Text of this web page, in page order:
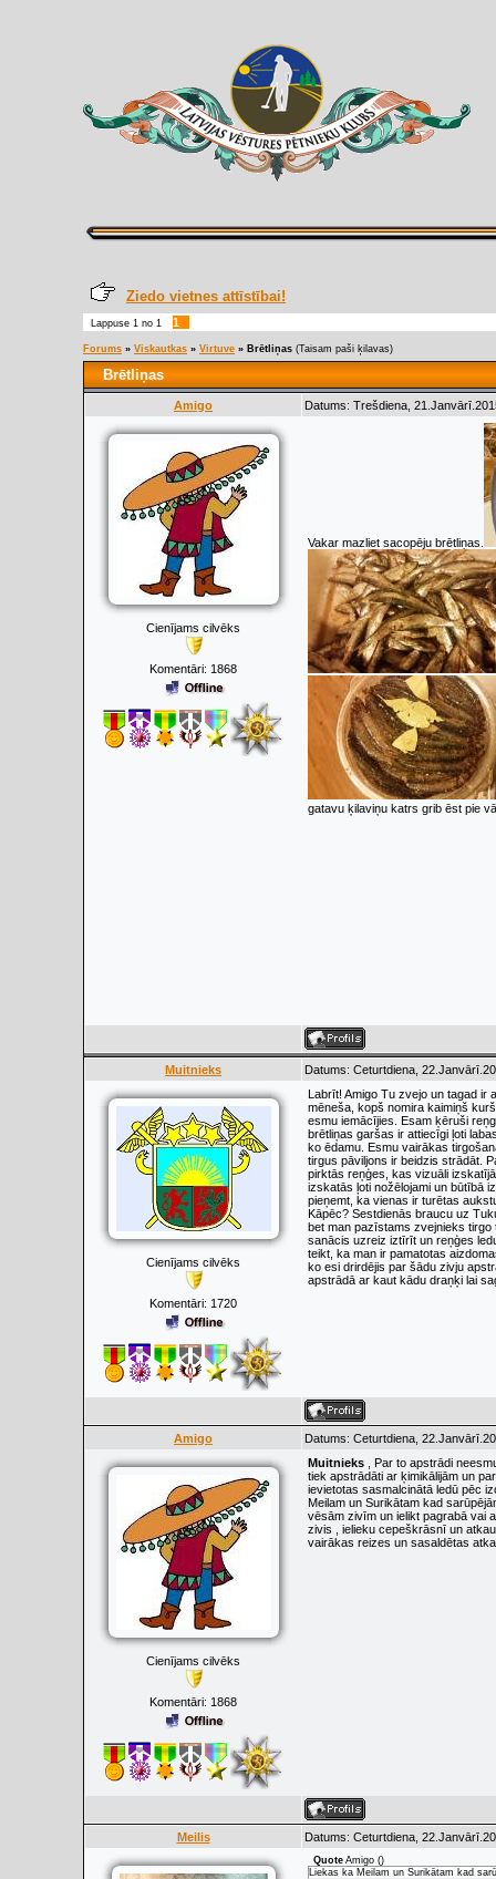
Ziedo vietnes attīstībai!
Lappuse 1 no 1 1
Forums » Viskautkas » Virtuve » Brētliņas (Taisam paši ķilavas)
Brētliņas
Amigo Datums: Trešdiena,
Cienījams cilvēks
Komentāri: 1868
Vakar mazliet sacopēju brētliņas.
gatavu ķilaviņu katrs grib ēst pie
Muitnieks Datums: Ceturtdiena,
Cienījams cilvēks
Komentāri: 1720
Labrīt! Amigo Tu zvejo un tagad
mēneša, kopš nomira kaimiņš
esmu iemācījies. Esam ķēruši
brētliņas garšas ir attiecīgi ļoti
ko ēdamu. Esmu vairākas
tirgus pāviljons ir beidzis strādāt.
pirktās reņģes, kas vizuāli
izskatās ļoti nožēlojami un būtībā
pieņemt, ka vienas ir turētas
Kāpēc? Sestdienās braucu uz
bet man pazīstams zvejnieks
sanācis uzreiz iztīrīt un reņģes
teikt, ka man ir pamatotas
ko esi drirdējis par šādu zivju
apstrādā ar kaut kādu draņķi lai
Amigo Datums: Ceturtdiena,
Cienījams cilvēks
Komentāri: 1868
Muitnieks , Par to apstrādi
tiek apstrādāti ar ķimikālijām un
ievietotas sasmalcinātā ledū pēc
Meilam un Surikātam kad
vēsām zivīm un ielikt pagrabā vai
zivis , ielieku cepeškrāsnī un
vairākas reizes un sasaldētas
Meilis Datums: Ceturtdiena,
Quote Amigo ()
Liekas ka Meilam un Surikātam kad